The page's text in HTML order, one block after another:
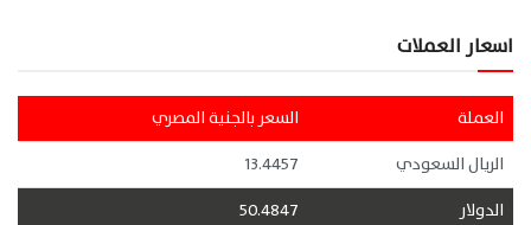
اسعار العملات
العملة
السعر بالجنية المصري
الريال السعودي
13.4457
الدولار
50.4847